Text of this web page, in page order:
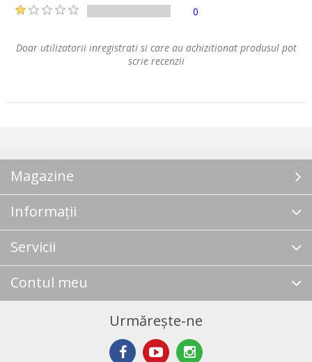
0
Doar utilizatorii inregistrati si care au achizitionat produsul pot
scrie recenzii
Magazine
Informații
Servicii
Contul meu
Urmărește-ne